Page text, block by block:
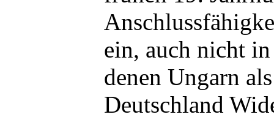
ein, auch nicht
denen Ungarn
Deutschland